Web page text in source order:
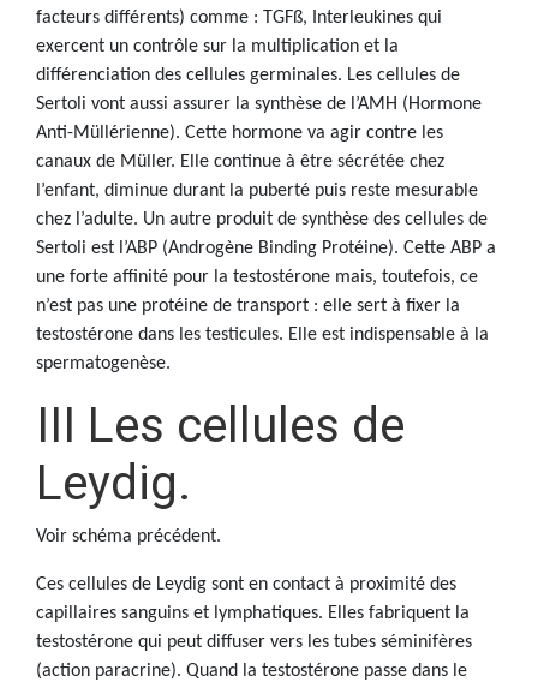
facteurs différents) comme : TGFß, Interleukines qui
exercent un contrôle sur la multiplication et la
différenciation des cellules germinales. Les cellules de
Sertoli vont aussi assurer la synthèse de l’AMH (Hormone
Anti-Müllérienne). Cette hormone va agir contre les
canaux de Müller. Elle continue à être sécrétée chez
l’enfant, diminue durant la puberté puis reste mesurable
chez l’adulte. Un autre produit de synthèse des cellules de
Sertoli est l’ABP (Androgène Binding Protéine). Cette ABP a
une forte affinité pour la testostérone mais, toutefois, ce
n’est pas une protéine de transport : elle sert à fixer la
testostérone dans les testicules. Elle est indispensable à la
spermatogenèse.
III Les cellules de
Leydig.
Voir schéma précédent.
Ces cellules de Leydig sont en contact à proximité des
capillaires sanguins et lymphatiques. Elles fabriquent la
testostérone qui peut diffuser vers les tubes séminifères
(action paracrine). Quand la testostérone passe dans le